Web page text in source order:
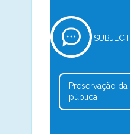
SUBJECT
Preservação
pública